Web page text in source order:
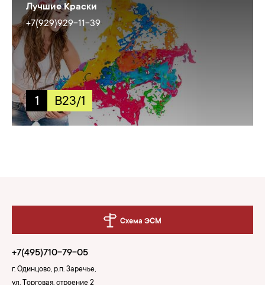
Лучшие Краски
+7(929)929-11-39
1 B23/1
Схема ЭСМ
+7(495)710-79-05
г. Одинцово, р.п. Заречье,
ул. Торговая, строение 2